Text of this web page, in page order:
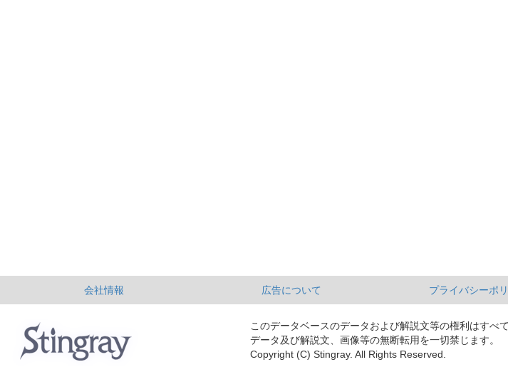
会社情報 広告について プライバシーポ
このデータベースのデータおよび解説文等の権利はすべ
データ及び解説文、画像等の無断転用を一切禁じます。
Copyright (C) Stingray. All Rights Reserved.